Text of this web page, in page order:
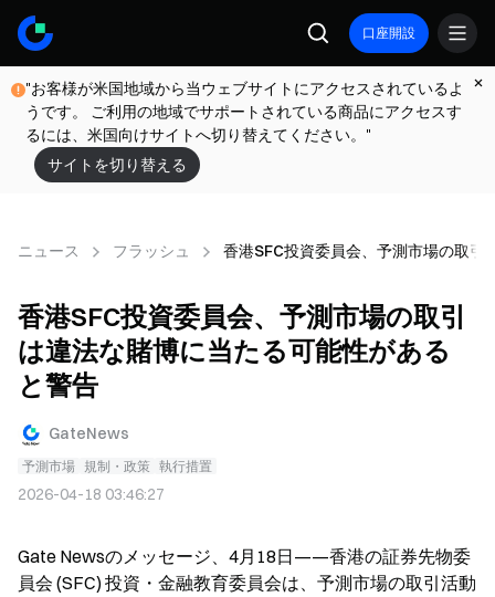
口座開設
"お客様が米国地域から当ウェブサイトにアクセスされているよ
うです。 ご利用の地域でサポートされている商品にアクセスす
るには、米国向けサイトへ切り替えてください。"
サイトを切り替える
ニュース フラッシュ 香港SFC投資委員会、予測市場の取
香港SFC投資委員会、予測市場の取引
は違法な賭博に当たる可能性がある
と警告
GateNews
予測市場 規制・政策 執行措置
2026-04-18 03:46:27
Gate Newsのメッセージ、4月18日——香港の証券先物委
員会 (SFC) 投資・金融教育委員会は、予測市場の取引活動